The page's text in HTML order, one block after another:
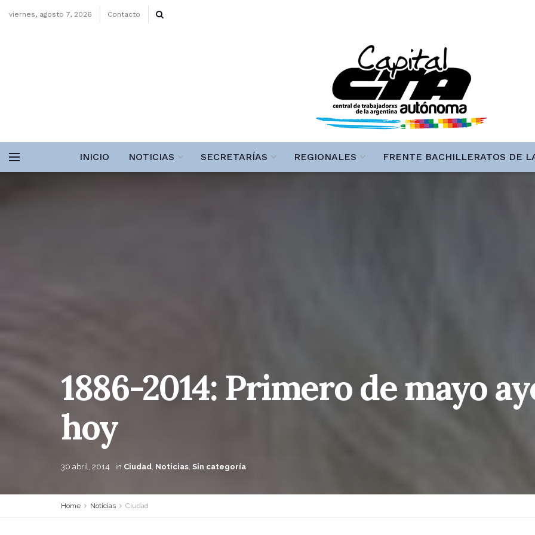
viernes, agosto 7, 2026 Contacto
INICIO NOTICIAS SECRETARÍAS REGIONALES FRENTE BACHILLERATOS DE
1886-2014: Primero de mayo
hoy
30 abril, 2014 in Ciudad, Noticias, Sin categoría
Home Noticias Ciudad